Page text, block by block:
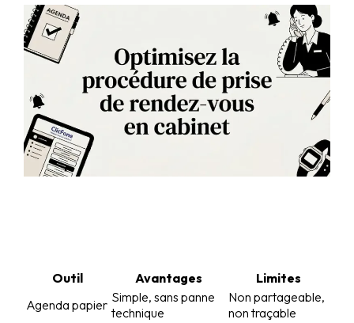
Outil Avantages
Limites
Agenda papier Simple, sans panne
technique
Non partageable,
non traçable